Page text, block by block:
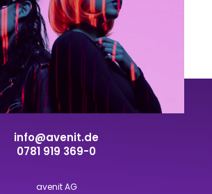
info@avenit.de
0781 919 369-0
avenit AG